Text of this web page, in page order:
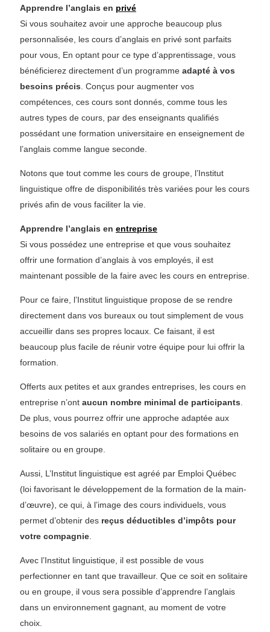
Apprendre l’anglais en privé
Si vous souhaitez avoir une approche beaucoup plus
personnalisée, les cours d’anglais en privé sont parfaits
pour vous, En optant pour ce type d’apprentissage, vous
bénéficierez directement d’un programme adapté à vos
besoins précis . Conçus pour augmenter vos
compétences, ces cours sont donnés, comme tous les
autres types de cours, par des enseignants qualifiés
possédant une formation universitaire en enseignement de
l’anglais comme langue seconde.
Notons que tout comme les cours de groupe, l’Institut
linguistique offre de disponibilités très variées pour les cours
privés afin de vous faciliter la vie.
Apprendre l’anglais en entreprise
Si vous possédez une entreprise et que vous souhaitez
offrir une formation d’anglais à vos employés, il est
maintenant possible de la faire avec les cours en entreprise.
Pour ce faire, l’Institut linguistique propose de se rendre
directement dans vos bureaux ou tout simplement de vous
accueillir dans ses propres locaux. Ce faisant, il est
beaucoup plus facile de réunir votre équipe pour lui offrir la
formation.
Offerts aux petites et aux grandes entreprises, les cours en
entreprise n’ont aucun nombre minimal de participants
De plus, vous pourrez offrir une approche adaptée aux
besoins de vos salariés en optant pour des formations en
solitaire ou en groupe.
Aussi, L’Institut linguistique est agréé par Emploi Québec
(loi favorisant le développement de la formation de la main-
d’œuvre), ce qui, à l’image des cours individuels, vous
permet d’obtenir des reçus déductibles d’impôts pour
votre compagnie
Avec l’Institut linguistique, il est possible de vous
perfectionner en tant que travailleur. Que ce soit en solitaire
ou en groupe, il vous sera possible d’apprendre l’anglais
dans un environnement gagnant, au moment de votre
choix.